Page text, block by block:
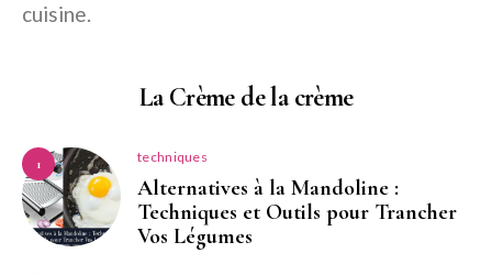
cuisine.
La Crème de la crème
1 techniques
Alternatives à la Mandoline :
Techniques et Outils pour Trancher
Vos Légumes